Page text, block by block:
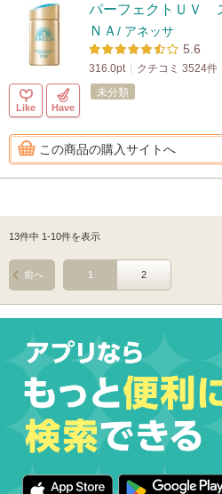
パーフェクトＵＶ
ＮＡ / アネッサ
5.6
316.0pt クチコミ 3524件
Like Have
未分類
この商品の購入サイトへ
13件中 1-10件を表示
1 2
前へ